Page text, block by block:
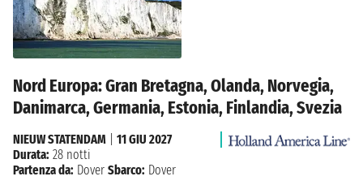
Nord Europa: Gran Bretagna, Olanda, Norvegia,
Danimarca, Germania, Estonia, Finlandia, Svezia
NIEUW STATENDAM
11 GIU 2027
Durata: 28 notti
Partenza da: Dover Sbarco: Dover